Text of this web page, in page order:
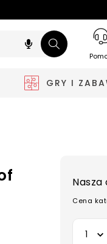
GRY I
Nasza
Cena
Wybierz